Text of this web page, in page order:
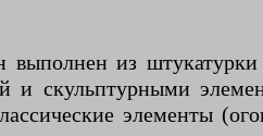
из
и скульптурными
элементы